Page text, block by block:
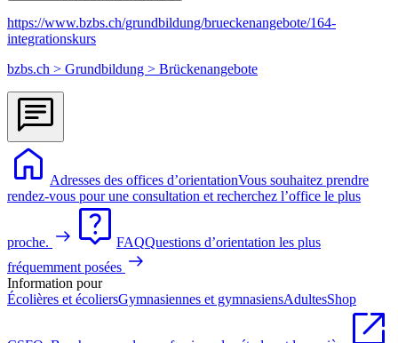
https://www.bzbs.ch/grundbildung/brueckenangebote/164-
integrationskurs
bzbs.ch > Grundbildung > Brückenangebote
Adresses des offices d’orientationVous souhaitez prendre
rendez-vous pour une consultation et recherchez l’office le plus
proche. FAQQuestions d’orientation les plus
fréquemment posées
Information pour
Écolières et écoliersGymnasiennes et gymnasiensAdultesShop